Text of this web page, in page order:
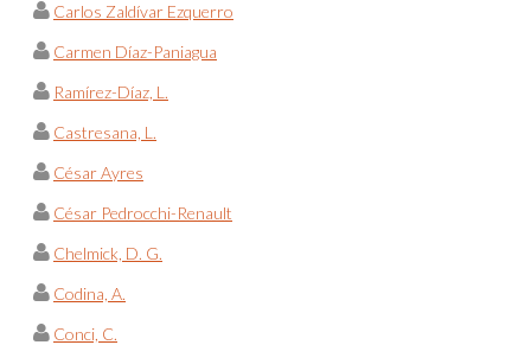
Carlos Zaldívar Ezquerro
Carmen Díaz-Paniagua
Ramírez-Díaz, L.
Castresana, L.
César Ayres
César Pedrocchi-Renault
Chelmick, D. G.
Codina, A.
Conci, C.